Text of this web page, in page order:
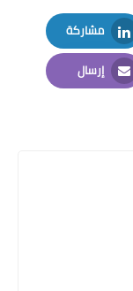
مشاركة
LinkedIn
إرسال
Email